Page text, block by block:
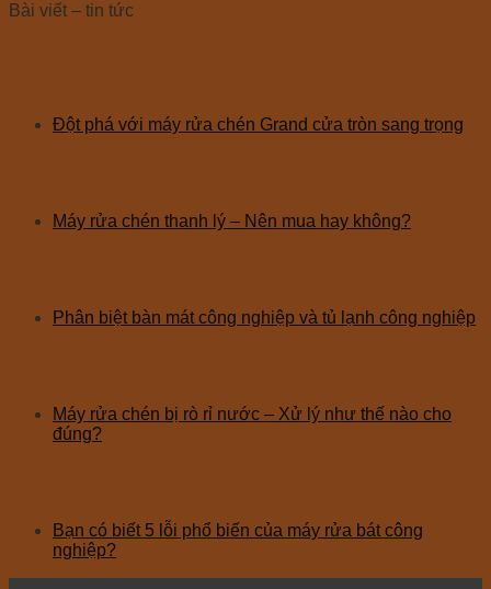
Bài viết – tin tức
Đột phá với máy rửa chén Grand cửa tròn sang trọng
Máy rửa chén thanh lý – Nên mua hay không?
Phân biệt bàn mát công nghiệp và tủ lạnh công nghiệp
Máy rửa chén bị rò rỉ nước – Xử lý như thế nào cho
đúng?
Bạn có biết 5 lỗi phổ biến của máy rửa bát công
nghiệp?